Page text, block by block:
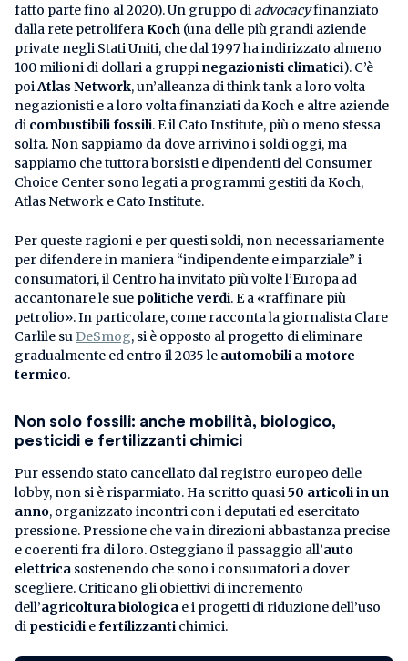
fatto parte fino al 2020). Un gruppo diadvocacyfinanziato
dalla rete petroliferaKoch (una delle più grandi aziende
private negli Stati Uniti, che dal 1997 ha indirizzato almeno
100 milioni di dollari a gruppi negazionisti climatici). C’è
poiAtlas Network, un’alleanza di think tank a loro volta
negazionisti e a loro volta finanziati da Koch e altre aziende
di combustibili fossili. E il Cato Institute, più o meno stessa
solfa. Non sappiamo da dove arrivino i soldi oggi, ma
sappiamo che tuttora borsisti e dipendenti del Consumer
Choice Center sono legati a programmi gestiti da Koch,
Atlas Network e Cato Institute.
Per queste ragioni e per questi soldi, non necessariamente
per difendere in maniera “indipendente e imparziale” i
consumatori, il Centro ha invitato più volte l’Europa ad
accantonare le sue politiche verdi. E a «raffinare più
petrolio». In particolare, come racconta la giornalista Clare
Carlile su DeSmog, si è opposto al progetto di eliminare
gradualmente ed entro il 2035 le automobili a motore
termico.
Non solo fossili: anche mobilità, biologico,
pesticidi e fertilizzanti chimici
Pur essendo stato cancellato dal registro europeo delle
lobby, non si è risparmiato. Ha scritto quasi50 articoli in un
anno, organizzato incontri con i deputati ed esercitato
pressione. Pressione che va in direzioni abbastanza precise
e coerenti fra di loro. Osteggiano il passaggio all’auto
elettrica sostenendo che sono i consumatori a dover
scegliere. Criticano gli obiettivi di incremento
dell’agricoltura biologica e i progetti di riduzione dell’uso
di pesticidi efertilizzanti chimici.